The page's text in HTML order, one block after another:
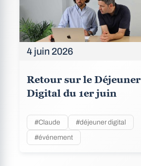
4 juin 2026
Retour sur le Déjeuner
Digital du 1er juin
#Claude #déjeuner digital
#événement